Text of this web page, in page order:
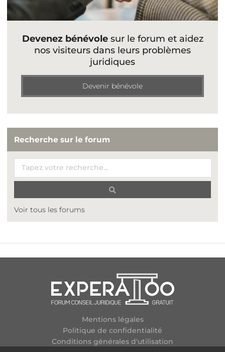
Devenez bénévolesur le forum et aidez
nos visiteurs dans leurs problèmes
juridiques
Devenir bénévole
Recherche sur le forum
Voir tous les forums
Mentions légales
Politique de confidentialité
Conditions générales d'utilisation